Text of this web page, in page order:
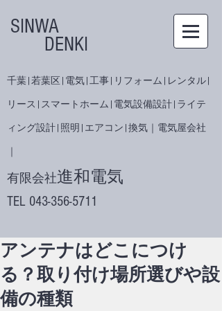
SINWA
DENKI
千葉|若葉区|電気|工事|リフォーム|レンタル|
リース|スマートホーム|電気設備設計|ライテ
ィング設計|照明|エアコン|換気｜電気屋会社
有限会社進和電気
​TEL 043-356-5711
アンテナはどこにつけ
る？取り付け場所選びや設
備の種類